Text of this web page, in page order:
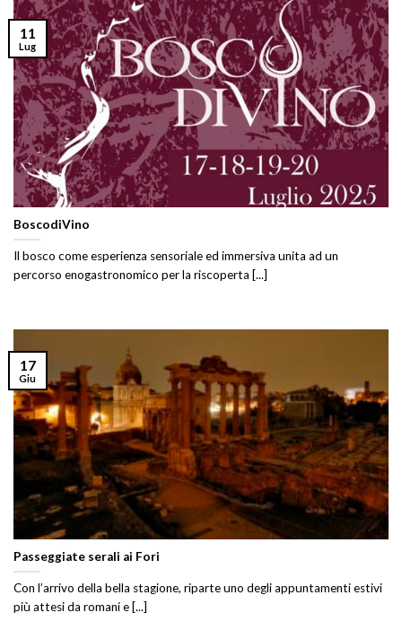
BoscodiVino
Il bosco come esperienza sensoriale ed immersiva unita ad un
percorso enogastronomico per la riscoperta [...]
11
Lug
Passeggiate serali ai Fori
Con l’arrivo della bella stagione, riparte uno degli appuntamenti estivi
più attesi da romani e [...]
17
Giu